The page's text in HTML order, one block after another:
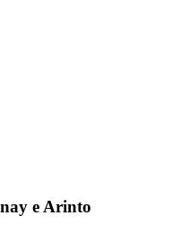
e Arinto